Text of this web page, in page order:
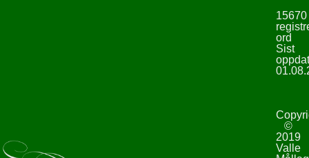
15670
ord
Sist
©
2019
Valle